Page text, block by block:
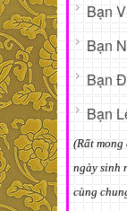
Bạn
Bạn
Bạn
Bạn
(Rất mong
ngày sinh
cùng